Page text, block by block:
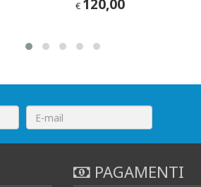
€ 120,00
PAGAMENTI